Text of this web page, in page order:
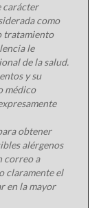
carácter
como
tratamiento
le
de la salud.
y su
médico
obtener
alérgenos
correo a
claramente el
en la mayor